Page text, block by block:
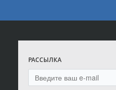
РАССЫЛКА